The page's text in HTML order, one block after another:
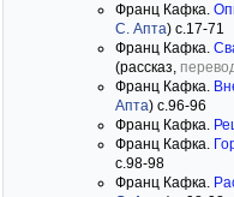
Франц Кафка.
С. Апта) c.17-71
Франц Кафка.
(рассказ,
Франц Кафка.
Апта) c.96-96
Франц Кафка.
Франц Кафка.
c.98-98
Франц Кафка.